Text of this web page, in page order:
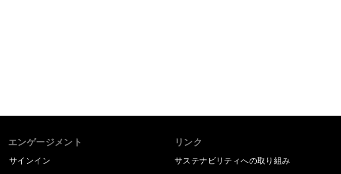
エンゲージメント
サインイン
リンク
サステナビリティへの取り組み